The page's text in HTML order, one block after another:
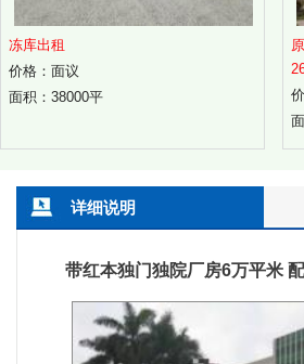
冻库出租
价格：面议
面积：38000平
详细说明
带红本独门独院厂房6万平米